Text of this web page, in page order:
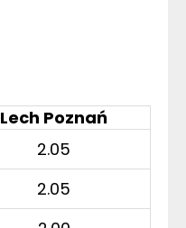
Lech Poznań
2.05
2.05